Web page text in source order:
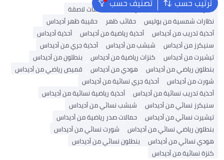
ترتيب حسب تصنيف حسب نظارات شمسية نسائية نظارات ذكية
عدسات لاصقة
نظارات شمسية من بوليس
حقائب ظهر
حقيبة ظهر أديداس
أحذية تدريب من أديداس
أحذية رياضية من أديداس
أحذية أديداس
سنيكرز من أديداس
شبشب من أديداس
أحذية جري من أديداس
تيشيرت من أديداس
كنزات رياضية من أديداس
بنطلون من أديداس
بنطلون رياضي من أديداس
هودي من أديداس
قميص رياضي من أديداس
شورت من أديداس
أحذية جري نسائية من أديداس
أحذية تدريب نسائية من أديداس
أحذية رياضية نسائية من أديداس
سنيكرز نسائي من أديداس
شبشب نسائي من أديداس
تيشيرت نسائي من أديداس
حمالات صدر رياضية من أديداس
بنطلون رياضي نسائي من أديداس
شورت نسائي من أديداس
هودي نسائي من أديداس
بنطلون نسائي من أديداس
كنزة نسائية من أديداس